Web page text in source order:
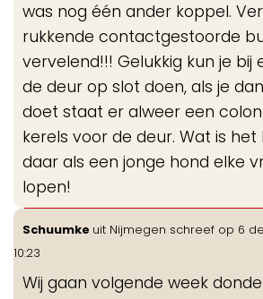
was nog één ander koppel.
rukkende contactgestoorde
vervelend!!! Gelukkig kun je bij
de deur op slot doen, als je
doet staat er alweer een
kerels voor de deur. Wat is het
daar als een jonge hond elke
lopen!
Schuumke uit Nijmegen schreef op 6
10:23
Wij gaan volgende week